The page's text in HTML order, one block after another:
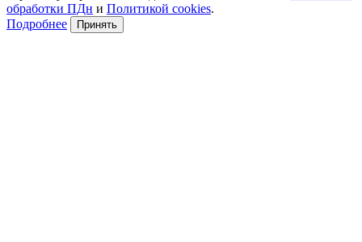
обработки ПДн и Политикой cookies.
Подробнее
Принять